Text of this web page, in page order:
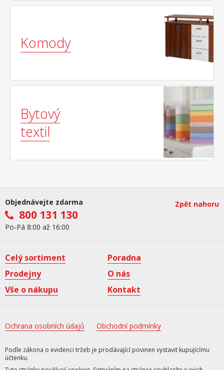
Komody
Bytový
textil
Objednávejte zdarma
800 131 130
Po-Pá 8:00 až 16:00
Zpět nahoru
Celý sortiment
Poradna
Prodejny
O nás
Vše o nákupu
Kontakt
Ochrana osobních údajů Obchodní podmínky
Podle zákona o evidenci tržeb je prodávající povinen vystavit kupujícímu
účtenku.